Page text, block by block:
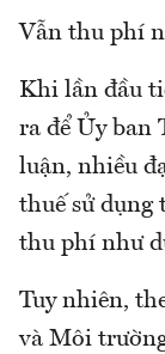
Vẫn thu phí
Khi lần đầu
ra để Ủy ban
luận, nhiều
thuế sử dụng
thu phí như
Tuy nhiên,
và Môi